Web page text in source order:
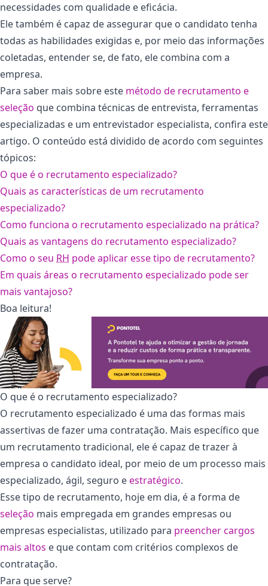
necessidades com qualidade e eficácia.
Ele também é capaz de assegurar que o candidato tenha
todas as habilidades exigidas e, por meio das informações
coletadas, entender se, de fato, ele combina com a
empresa.
Para saber mais sobre este método de recrutamento e
seleção que combina técnicas de entrevista, ferramentas
especializadas e um entrevistador especialista, confira este
artigo. O conteúdo está dividido de acordo com seguintes
tópicos:
O que é o recrutamento especializado?
Quais as características de um recrutamento
especializado?
Como funciona o recrutamento especializado na prática?
Quais as vantagens do recrutamento especializado?
Como o seu RH pode aplicar esse tipo de recrutamento?
Em quais áreas o recrutamento especializado pode ser
mais vantajoso?
Boa leitura!
O que é o recrutamento especializado?
O recrutamento especializado é uma das formas mais
assertivas de fazer uma contratação. Mais específico que
um recrutamento tradicional, ele é capaz de trazer à
empresa o candidato ideal, por meio de um processo mais
especializado, ágil, seguro eestratégico.
Esse tipo de recrutamento, hoje em dia, é a forma de
seleção mais empregada em grandes empresas ou
empresas especialistas, utilizado para preencher cargos
mais altos e que contam com critérios complexos de
contratação.
Para que serve?